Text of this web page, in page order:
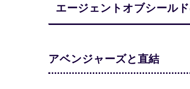
エージェントオブシール
アベンジャーズと直結